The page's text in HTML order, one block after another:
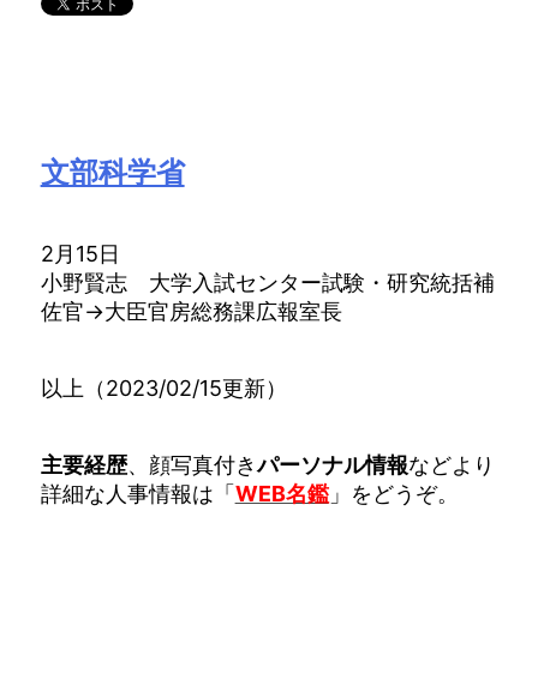
文部科学省
2月15日
小野賢志 大学入試センター試験・研究統括補
佐官→大臣官房総務課広報室長
以上（2023/02/15更新）
主要経歴、顔写真付きパーソナル情報などより
詳細な人事情報は「 WEB名鑑」をどうぞ。